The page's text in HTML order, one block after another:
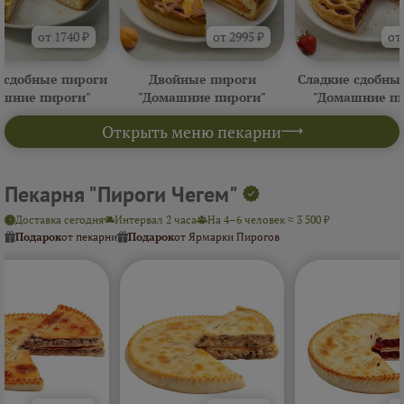
Открыть меню пекарни
от 1740 ₽
пироги
пироги"
от 2995 ₽
Двойные пироги
"Домашние пироги"
от
Сладкие
"Домашние
Пекарня "Пироги Чегем"
Доставка сегодня Интервал 2 часа
На 4–6 человек ≈ 3 500 ₽
Подарокот пекарни Подарокот Ярмарки Пирогов